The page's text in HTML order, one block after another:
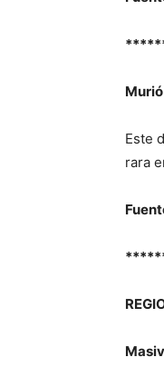
Este
rara